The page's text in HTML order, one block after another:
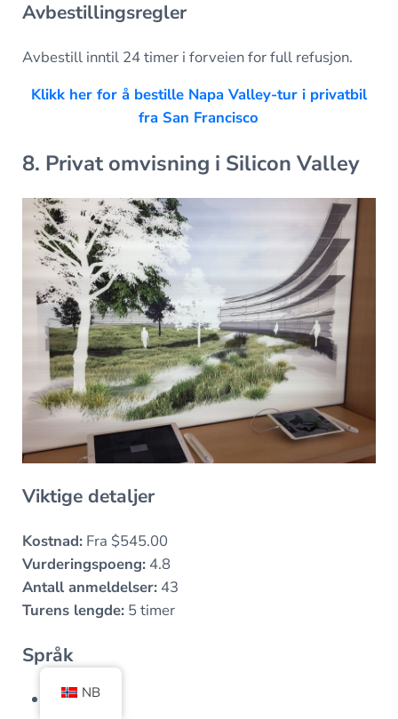
Avbestillingsregler
Avbestill inntil 24 timer i forveien for full refusjon.
Klikk her for å bestille Napa Valley-tur i privatbil
fra San Francisco
8. Privat omvisning i Silicon Valley
Viktige detaljer
Kostnad:Fra $545.00
Vurderingspoeng:4.8
Antall anmeldelser:43
Turens lengde:5 timer
Språk
Engelsk
NB